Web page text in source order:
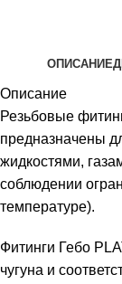
ОПИСАНИЕ
Описание
Резьбовые
предназначены
жидкостями,
соблюдении
температуре).
Фитинги Гебо
чугуна и